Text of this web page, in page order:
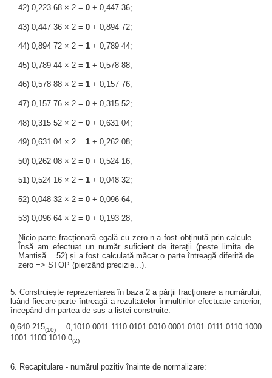
42) 0,223 68 × 2 = 0+ 0,447 36;
43) 0,447 36 × 2 = 0+ 0,894 72;
44) 0,894 72 × 2 = 1+ 0,789 44;
45) 0,789 44 × 2 = 1+ 0,578 88;
46) 0,578 88 × 2 = 1+ 0,157 76;
47) 0,157 76 × 2 = 0+ 0,315 52;
48) 0,315 52 × 2 = 0+ 0,631 04;
49) 0,631 04 × 2 = 1+ 0,262 08;
50) 0,262 08 × 2 = 0+ 0,524 16;
51) 0,524 16 × 2 = 1+ 0,048 32;
52) 0,048 32 × 2 = 0+ 0,096 64;
53) 0,096 64 × 2 = 0+ 0,193 28;
Nicio parte fracționară egală cu zero n-a fost obținută prin calcule.
Însă am efectuat un număr suficient de iterații (peste limita de
Mantisă = 52) și a fost calculată măcar o parte întreagă diferită de
zero => STOP (pierzând precizie...).
5. Construiește reprezentarea în baza 2 a părții fracționare a numărului,
luând fiecare parte întreagă a rezultatelor înmulțirilor efectuate anterior,
începând din partea de sus a listei construite:
0,640 215(10) = 0,1010 0011 1110 0101 0010 0001 0101 0111 0110 1000
1001 1100 1010 0(2)
6. Recapitulare - numărul pozitiv înainte de normalizare: